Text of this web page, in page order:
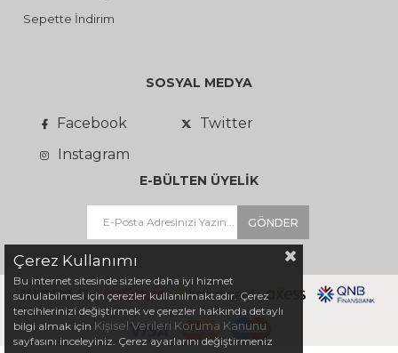
Sepette İndirim
SOSYAL MEDYA
Facebook
Twitter
Instagram
E-BÜLTEN ÜYELİK
GÖNDER
Çerez Kullanımı
Bu internet sitesinde sizlere daha iyi hizmet
sunulabilmesi için çerezler kullanılmaktadır. Çerez
tercihlerinizi değiştirmek ve çerezler hakkında detaylı
bilgi almak için Kişisel Verileri Koruma Kanunu
sayfasını inceleyiniz. Çerez ayarlarını değiştirmeniz